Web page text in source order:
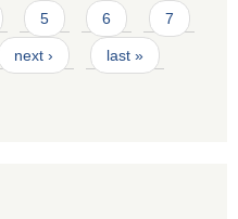
5 6 7
next › last »